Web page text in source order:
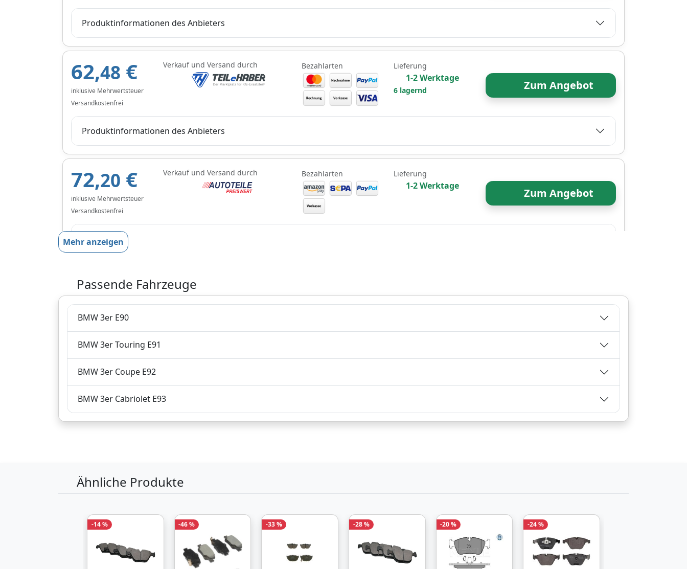
Produktinformationen des Anbieters
62,48 €
inklusive Mehrwertsteuer
Versandkostenfrei
Verkauf und Versand durch Bezahlarten Lieferung
1-2 Werktage
6 lagernd Zum Angebot
Produktinformationen des Anbieters
72,20 €
inklusive Mehrwertsteuer
Versandkostenfrei
Verkauf und Versand durch Bezahlarten Lieferung
1-2 Werktage
Zum Angebot
Produktinformationen des Anbieters
79,58€
inklusive Mehrwertsteuer
Versandkostenfrei
Verkauf und Versand durch
Zum Angebot
Produktinformationen des Anbieters
79,72€
inklusive Mehrwertsteuer
Verkauf und Versand durch Bezahlarten
79, €
inklusive Mehrwertsteuer
Verkauf und Versand durch Bezahlarten Lieferung
Zum Angebot
Produktinformationen des Anbieters
Mehr anzeigen
Passende Fahrzeuge
BMW 3er E90
BMW 3er Touring E91
BMW 3er Coupe E92
BMW 3er Cabriolet E93
Ähnliche Produkte
-14 % -46 % -33 % -28 % -20 % -24 %